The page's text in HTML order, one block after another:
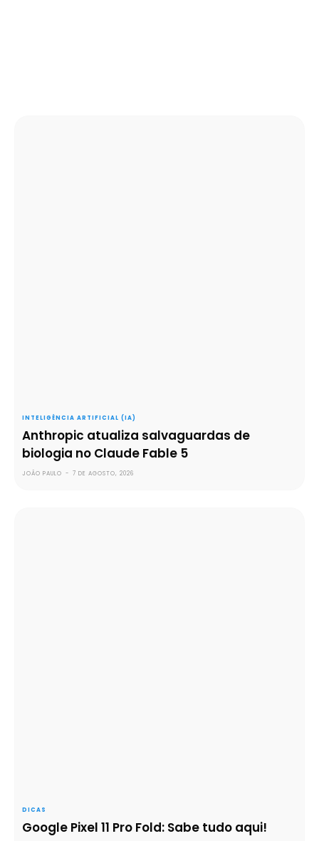
INTELIGÊNCIA ARTIFICIAL (IA)
Anthropic atualiza salvaguardas de
biologia no Claude Fable 5
JOÃO PAULO - 7 DE AGOSTO, 2026
DICAS
Google Pixel 11 Pro Fold: Sabe tudo aqui!